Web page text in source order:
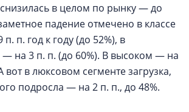
в целом по рынку — до
падение отмечено в классе
п. год к году (до 52%), в
на 3 п. п. (до 60%). В высоком — на
вот в люксовом сегменте загрузка,
подросла — на 2 п. п., до 48%.